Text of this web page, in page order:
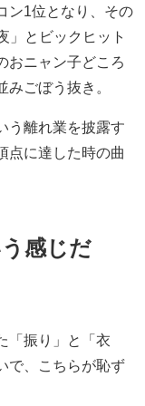
ン1位となり、その
」とビックヒット
おニャン子どころ
ごぼう抜き。
う離れ業を披露す
点に達した時の曲
感じだ
「振り」と「衣
で、こちらが恥ず